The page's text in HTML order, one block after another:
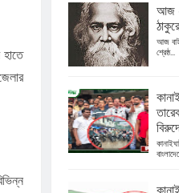
আজ
আজ
শ্রেষ্ঠ...